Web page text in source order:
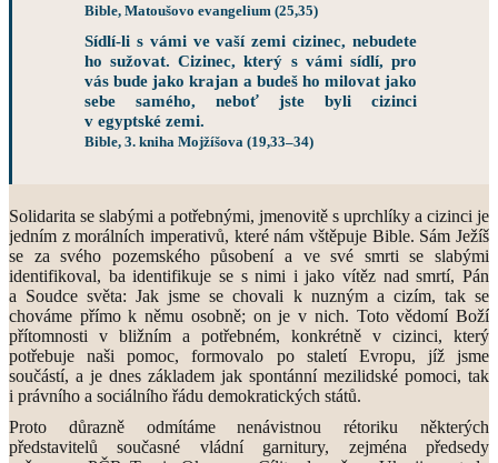
Bible, Matoušovo evangelium (25,35)
Sídlí-li s vámi ve vaší zemi cizinec, nebudete
ho sužovat. Cizinec, který s vámi sídlí, pro
vás bude jako krajan a budeš ho milovat jako
sebe samého, neboť jste byli cizinci
v egyptské zemi.
Bible, 3. kniha Mojžíšova (19,33–34)
Solidarita se slabými a potřebnými, jmenovitě s uprchlíky a cizinci je
jedním z morálních imperativů, které nám vštěpuje Bible. Sám Ježíš
se za svého pozemského působení a ve své smrti se slabými
identifikoval, ba identifikuje se s nimi i jako vítěz nad smrtí, Pán
a Soudce světa: Jak jsme se chovali k nuzným a cizím, tak se
chováme přímo k němu osobně; on je v nich. Toto vědomí Boží
přítomnosti v bližním a potřebném, konkrétně v cizinci, který
potřebuje naši pomoc, formovalo po staletí Evropu, jíž jsme
součástí, a je dnes základem jak spontánní mezilidské pomoci, tak
i právního a sociálního řádu demokratických států.
Proto důrazně odmítáme nenávistnou rétoriku některých
představitelů současné vládní garnitury, zejména předsedy